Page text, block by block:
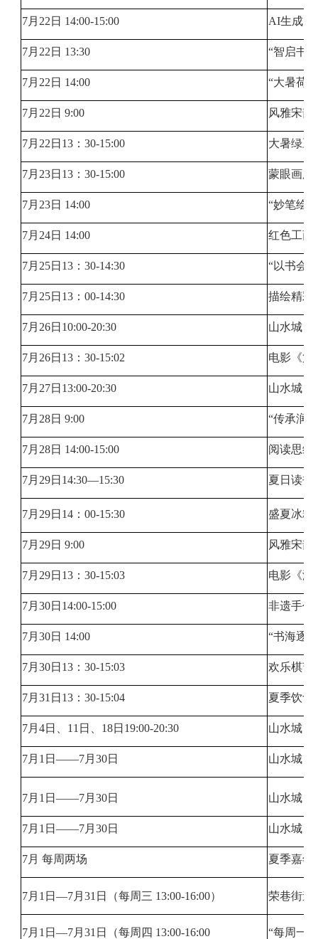
7月22日 14:00-15:00 AI生成图
7月22日 13:30 “智启书
7月22日 14:00 “大暑荷
7月22日 9:00 风雅宋
7月22日13：30-15:00 大暑绿豆
7月23日13：30-15:00 蒙眼画脸
7月23日 14:00 “妙笔绘
7月24日 14:00 红色工商
7月25日13：30-14:30 “以书会
7月25日13：00-14:30 描绘精
7月26日10:00-20:30 山水城（
7月26日13：30-15:02 电影《第
7月27日13:00-20:30 山水城（
7月28日 9:00 “传承润
7月28日 14:00-15:00 阅读思维
7月29日14:30—15:30 夏日读书
7月29日14：00-15:30 盛夏冰粉
7月29日 9:00 风雅宋
7月29日13：30-15:03 电影《海
7月30日14:00-15:00 非遗手
7月30日 14:00 “书海逐
7月30日13：30-15:03 欢乐棋艺
7月31日13：30-15:04 夏季饮食
7月4日、11日、18日19:00-20:30 山水城（
7月1日——7月30日 山水城（
7月1日——7月30日 山水城（
7月1日——7月30日 山水城（
7月 每周两场 夏季嘉年
7月1日—7月31日（每周三 13:00-16:00） 荣巷街道
7月1日—7月31日（每周四 13:00-16:00 “每周一